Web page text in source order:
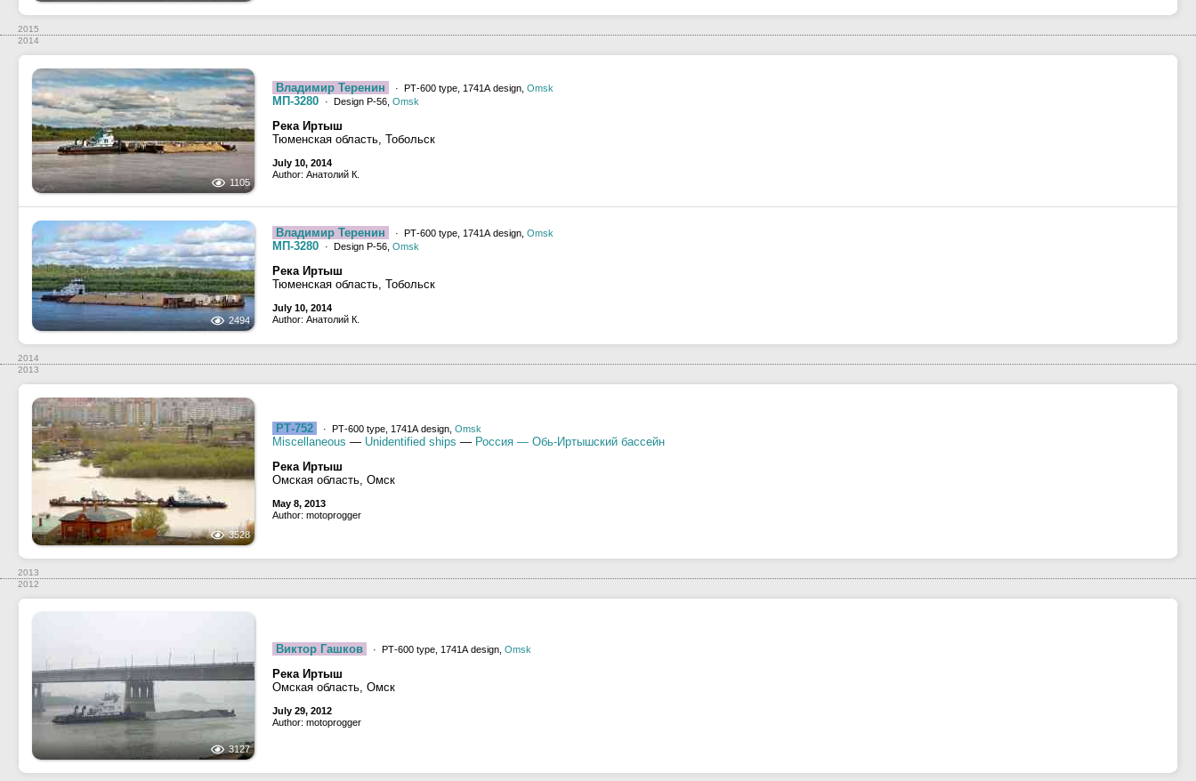
2015
2014
1105
Владимир Теренин · РТ-600 type, 1741А design, Omsk
МП-3280 · Design Р-56, Omsk
Река Иртыш
Тюменская область, Тобольск
July 10, 2014
Author: Анатолий К.
2494
Владимир Теренин · РТ-600 type, 1741А design, Omsk
МП-3280 · Design Р-56, Omsk
Река Иртыш
Тюменская область, Тобольск
July 10, 2014
Author: Анатолий К.
2014
2013
3528
РТ-752 · РТ-600 type, 1741А design, Omsk
Miscellaneous — Unidentified ships — Россия — Обь-Иртышский бассейн
Река Иртыш
Омская область, Омск
May 8, 2013
Author: motoprogger
2013
2012
3127
Виктор Гашков · РТ-600 type, 1741А design, Omsk
Река Иртыш
Омская область, Омск
July 29, 2012
Author: motoprogger